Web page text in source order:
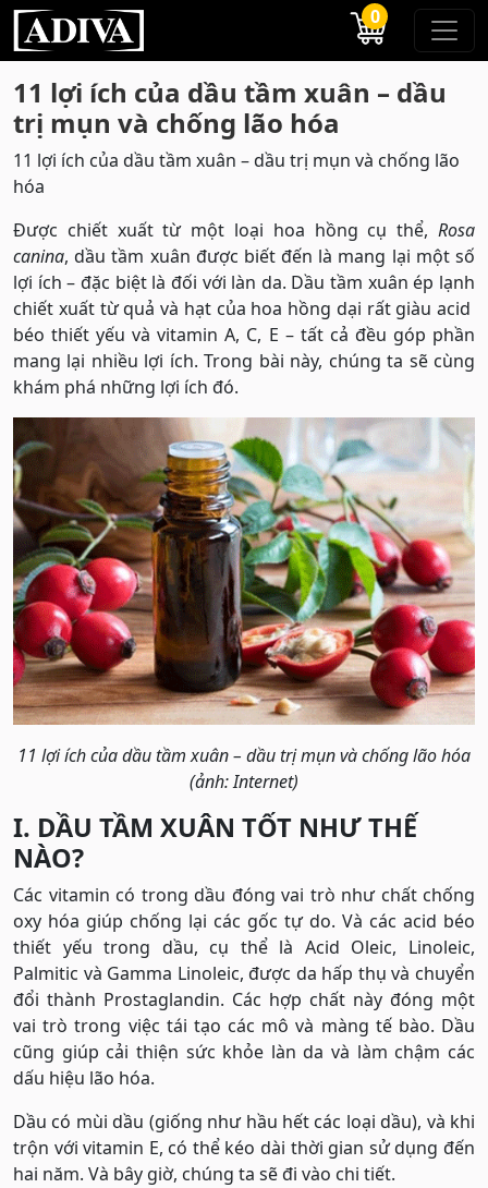
0
11 lợi ích của dầu tầm xuân – dầu
trị mụn và chống lão hóa
11 lợi ích của dầu tầm xuân – dầu trị mụn và chống lão
hóa
Được chiết xuất từ ​​một loại hoa hồng cụ thể, Rosa
canina, dầu tầm xuân được biết đến là mang lại một số
lợi ích – đặc biệt là đối với làn da. Dầu tầm xuân ép lạnh
chiết xuất từ ​​quả và hạt của hoa hồng dại rất giàu acid
béo thiết yếu và vitamin A, C, E – tất cả đều góp phần
mang lại nhiều lợi ích. Trong bài này, chúng ta sẽ cùng
khám phá những lợi ích đó.
11 lợi ích của dầu tầm xuân – dầu trị mụn và chống lão hóa
(ảnh: Internet)
I. DẦU TẦM XUÂN TỐT NHƯ THẾ
NÀO?
Các vitamin có trong dầu đóng vai trò như chất chống
oxy hóa giúp chống lại các gốc tự do. Và các acid béo
thiết yếu trong dầu, cụ thể là Acid Oleic, Linoleic,
Palmitic và Gamma Linoleic, được da hấp thụ và chuyển
đổi thành Prostaglandin. Các hợp chất này đóng một
vai trò trong việc tái tạo các mô và màng tế bào. Dầu
cũng giúp cải thiện sức khỏe làn da và làm chậm các
dấu hiệu lão hóa.
Dầu có mùi dầu (giống như hầu hết các loại dầu), và khi
trộn với vitamin E, có thể kéo dài thời gian sử dụng đến
hai năm. Và bây giờ, chúng ta sẽ đi vào chi tiết.